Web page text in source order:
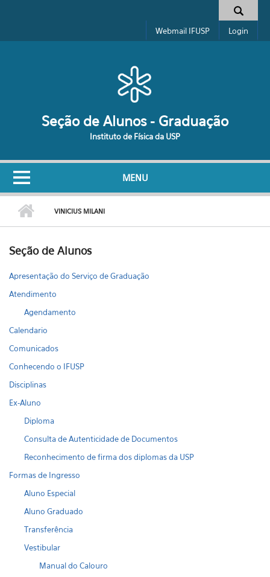
Formulário de busca
Webmail IFUSP Login
Seção de Alunos - Graduação
Instituto de Física da USP
MENU
VINICIUS MILANI
Seção de Alunos
Apresentação do Serviço de Graduação
Atendimento
Agendamento
Calendario
Comunicados
Conhecendo o IFUSP
Disciplinas
Ex-Aluno
Diploma
Consulta de Autenticidade de Documentos
Reconhecimento de firma dos diplomas da USP
Formas de Ingresso
Aluno Especial
Aluno Graduado
Transferência
Vestibular
Manual do Calouro